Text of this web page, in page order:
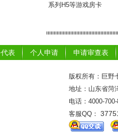
系列H5等游戏房卡
表 个人申请 申请审查表
版权所有：巨
地址：山东省菏
电话：4000-
客服QQ：